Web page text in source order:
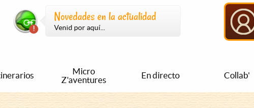
Novedades en la actualidad
Venid por aquí...
Micro
Z'aventures
En directo Collab'